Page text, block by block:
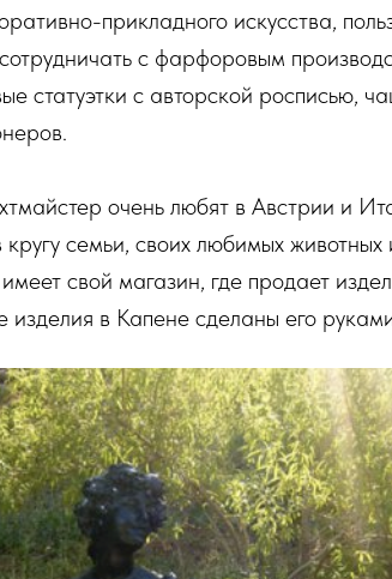
прикладного искусства,
с фарфоровым
статуэтки с авторской росписью,
очень любят в Австрии и
кругу семьи, своих любимых
свой магазин, где продает
изделия в Капене сделаны его